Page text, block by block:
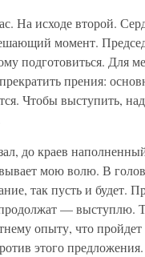
На исходе второй.
момент.
подготовиться. Для
прения:
Чтобы выступить,
до краев
мою волю. В
так пусть и будет.
— выступлю.
опыту, что
этого